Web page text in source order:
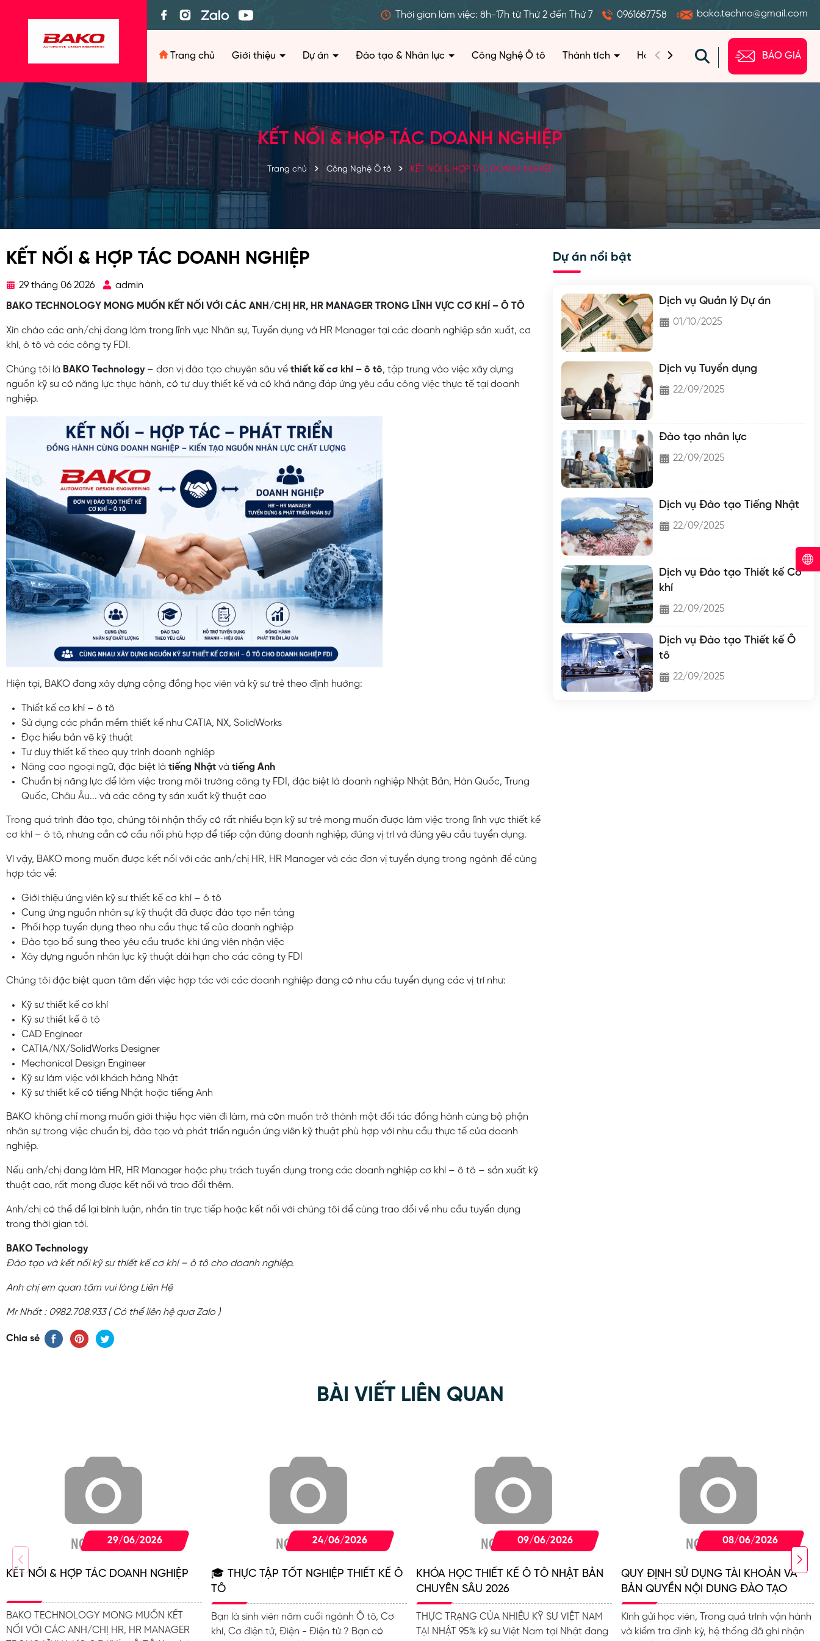
Thời gian làm việc: 8h-17h từ Thứ 2 đến Thứ 7 0961687758 bako.techno@gmail.com
Trang chủ Giới thiệu Dự án Đào tạo & Nhân lực Công Nghệ Ô tô Thành tích Hoạt động Câu hỏi Liên hệ
BÁO GIÁ
KẾT NỐI & HỢP TÁC DOANH NGHIỆP
Trang chủ Công Nghệ Ô tô KẾT NỐI & HỢP TÁC DOANH NGHIỆP
KẾT NỐI & HỢP TÁC DOANH NGHIỆP
29 tháng 06 2026
admin
BAKO TECHNOLOGY MONG MUỐN KẾT NỐI VỚI CÁC ANH/CHỊ HR, HR MANAGER TRONG LĨNH VỰC CƠ KHÍ – Ô TÔ
Xin chào các anh/chị đang làm trong lĩnh vực Nhân sự, Tuyển dụng và HR Manager tại các doanh nghiệp sản xuất, cơ
khí, ô tô và các công ty FDI.
Chúng tôi là BAKO Technology– đơn vị đào tạo chuyên sâu về thiết kế cơ khí – ô tô, tập trung vào việc xây dựng
nguồn kỹ sư có năng lực thực hành, có tư duy thiết kế và có khả năng đáp ứng yêu cầu công việc thực tế tại doanh
nghiệp.
Hiện tại, BAKO đang xây dựng cộng đồng học viên và kỹ sư trẻ theo định hướng:
Thiết kế cơ khí – ô tô
Sử dụng các phần mềm thiết kế như CATIA, NX, SolidWorks
Đọc hiểu bản vẽ kỹ thuật
Tư duy thiết kế theo quy trình doanh nghiệp
Nâng cao ngoại ngữ, đặc biệt là tiếng Nhật và tiếng Anh
Chuẩn bị năng lực để làm việc trong môi trường công ty FDI, đặc biệt là doanh nghiệp Nhật Bản, Hàn Quốc, Trung
Quốc, Châu Âu... và các công ty sản xuất kỹ thuật cao
Trong quá trình đào tạo, chúng tôi nhận thấy có rất nhiều bạn kỹ sư trẻ mong muốn được làm việc trong lĩnh vực thiết kế
cơ khí – ô tô, nhưng cần có cầu nối phù hợp để tiếp cận đúng doanh nghiệp, đúng vị trí và đúng yêu cầu tuyển dụng.
Vì vậy, BAKO mong muốn được kết nối với các anh/chị HR, HR Manager và các đơn vị tuyển dụng trong ngành để cùng
hợp tác về:
Giới thiệu ứng viên kỹ sư thiết kế cơ khí – ô tô
Cung ứng nguồn nhân sự kỹ thuật đã được đào tạo nền tảng
Phối hợp tuyển dụng theo nhu cầu thực tế của doanh nghiệp
Đào tạo bổ sung theo yêu cầu trước khi ứng viên nhận việc
Xây dựng nguồn nhân lực kỹ thuật dài hạn cho các công ty FDI
Chúng tôi đặc biệt quan tâm đến việc hợp tác với các doanh nghiệp đang có nhu cầu tuyển dụng các vị trí như:
Kỹ sư thiết kế cơ khí
Kỹ sư thiết kế ô tô
CAD Engineer
CATIA/NX/SolidWorks Designer
Mechanical Design Engineer
Kỹ sư làm việc với khách hàng Nhật
Kỹ sư thiết kế có tiếng Nhật hoặc tiếng Anh
BAKO không chỉ mong muốn giới thiệu học viên đi làm, mà còn muốn trở thành một đối tác đồng hành cùng bộ phận
nhân sự trong việc chuẩn bị, đào tạo và phát triển nguồn ứng viên kỹ thuật phù hợp với nhu cầu thực tế của doanh
nghiệp.
Nếu anh/chị đang làm HR, HR Manager hoặc phụ trách tuyển dụng trong các doanh nghiệp cơ khí – ô tô – sản xuất kỹ
thuật cao, rất mong được kết nối và trao đổi thêm.
Anh/chị có thể để lại bình luận, nhắn tin trực tiếp hoặc kết nối với chúng tôi để cùng trao đổi về nhu cầu tuyển dụng
trong thời gian tới.
BAKO Technology
Đào tạo và kết nối kỹ sư thiết kế cơ khí – ô tô cho doanh nghiệp.
Anh chị em quan tâm vui lòng Liên Hệ
Mr Nhất : 0982.708.933 ( Có thể liên hệ qua Zalo )
Chia sẻ
Dự án nổi bật
Dịch vụ Quản lý Dự án
01/10/2025
Dịch vụ Tuyển dụng
22/09/2025
Đào tạo nhân lực
22/09/2025
Dịch vụ Đào tạo Tiếng Nhật
22/09/2025
Dịch vụ Đào tạo Thiết kế Cơ
khí
22/09/2025
Dịch vụ Đào tạo Thiết kế Ô
tô
22/09/2025
BÀI VIẾT LIÊN QUAN
29/06/2026
KẾT NỐI & HỢP TÁC DOANH NGHIỆP
BAKO TECHNOLOGY MONG MUỐN KẾT
NỐI VỚI CÁC ANH/CHỊ HR, HR MANAGER
24/06/2026
🎓 THỰC TẬP TỐT NGHIỆP THIẾT KẾ Ô
TÔ
Bạn là sinh viên năm cuối ngành Ô tô, Cơ
khí, Cơ điện tử, Điện - Điện tử ? Bạn có
09/06/2026
KHÓA HỌC THIẾT KẾ Ô TÔ NHẬT BẢN
CHUYÊN SÂU 2026
THỰC TRẠNG CỦA NHIỀU KỸ SƯ VIỆT NAM
TẠI NHẬT 95% kỹ sư Việt Nam tại Nhật đang
08/06/2026
QUY ĐỊNH SỬ DỤNG TÀI KHOẢN VÀ
BẢN QUYỀN NỘI DUNG ĐÀO TẠO
Kính gửi học viên, Trong quá trình vận hành
và kiểm tra định kỳ, hệ thống đã ghi nhận